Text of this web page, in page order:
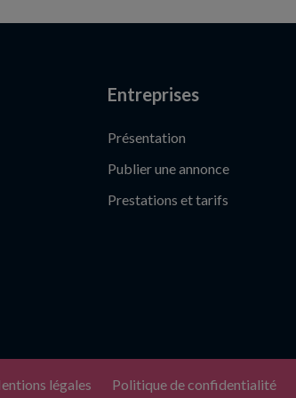
Entreprises
Présentation
Publier une annonce
Prestations et tarifs
légales Politique de confidentialité